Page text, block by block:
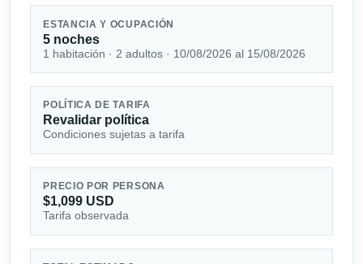
ESTANCIA Y OCUPACIÓN
5 noches
1 habitación · 2 adultos · 10/08/2026 al 15/08/2026
POLÍTICA DE TARIFA
Revalidar política
Condiciones sujetas a tarifa
PRECIO POR PERSONA
$1,099 USD
Tarifa observada